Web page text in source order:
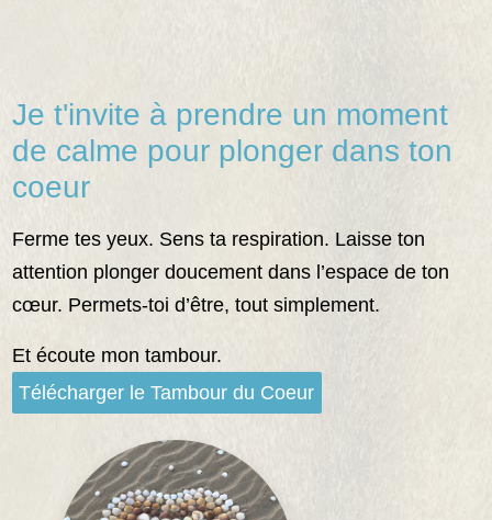
Je t'invite à prendre un moment
de calme pour plonger dans ton
coeur
Ferme tes yeux. Sens ta respiration. Laisse ton
attention plonger doucement dans l’espace de ton
cœur. Permets-toi d’être, tout simplement.
Et écoute mon tambour.
Télécharger le Tambour du Coeur